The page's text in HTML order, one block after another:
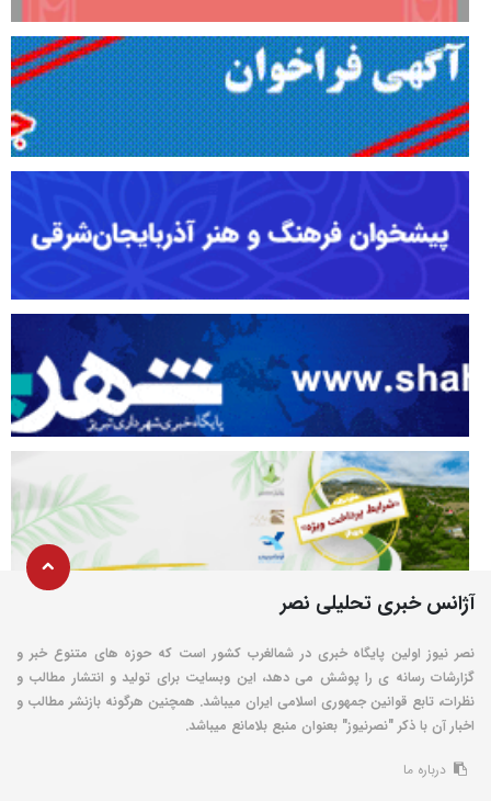
آژانس خبری تحلیلی نصر
نصر نیوز اولین پایگاه خبری در شمالغرب کشور است که حوزه های متنوع خبر و
گزارشات رسانه ی را پوشش می دهد، این وبسایت برای تولید و انتشار مطالب و
نظرات، تابع قوانین جمهوری اسلامی ایران میباشد. همچنین هرگونه بازنشر مطالب و
اخبار آن با ذکر "نصرنیوز" بعنوان منبع بلامانع میباشد.
درباره ما